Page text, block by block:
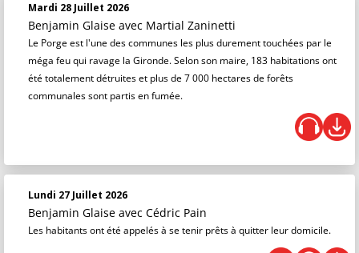
Mardi 28 Juillet 2026
Benjamin Glaise avec Martial Zaninetti
Le Porge est l'une des communes les plus durement touchées par le
méga feu qui ravage la Gironde. Selon son maire, 183 habitations ont
été totalement détruites et plus de 7 000 hectares de forêts
communales sont partis en fumée.
Lundi 27 Juillet 2026
Benjamin Glaise avec Cédric Pain
Les habitants ont été appelés à se tenir prêts à quitter leur domicile.